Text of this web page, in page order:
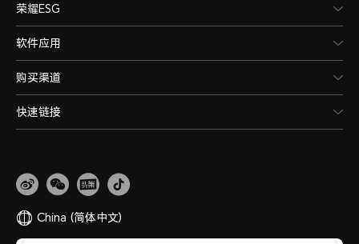
荣耀ESG
软件应用
购买渠道
快速链接
China (简体中文)